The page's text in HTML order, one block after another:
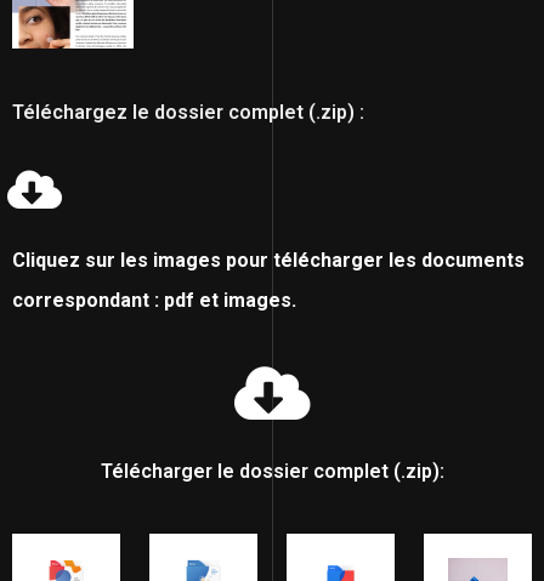
Téléchargez le dossier complet (.zip) :
Cliquez sur les images pour télécharger les documents
correspondant : pdf et images.
Télécharger le dossier complet (.zip):